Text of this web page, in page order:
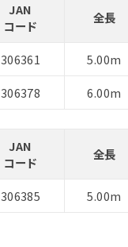
JAN
コード
全長
306361 5.00m
306378
6.00m
JAN
コード
全長
306385 5.00m